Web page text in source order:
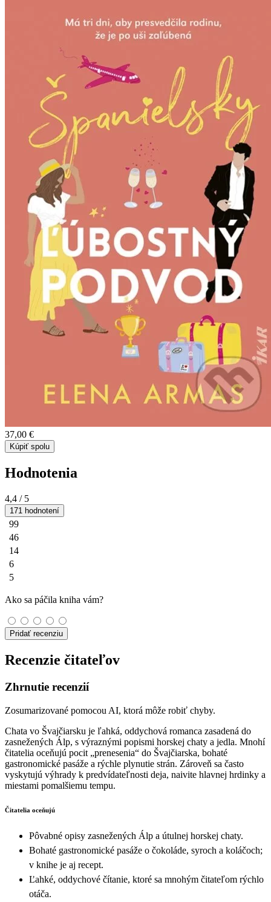
37,00 €
Kúpiť spolu
Hodnotenia
4,4 / 5
171 hodnotení
99
46
14
6
5
Ako sa páčila kniha vám?
Pridať recenziu
Recenzie čitateľov
Zhrnutie recenzií
Zosumarizované pomocou AI, ktorá môže robiť chyby.
Chata vo Švajčiarsku je ľahká, oddychová romanca zasadená do
zasnežených Álp, s výraznými popismi horskej chaty a jedla. Mnohí
čitatelia oceňujú pocit „prenesenia“ do Švajčiarska, bohaté
gastronomické pasáže a rýchle plynutie strán. Zároveň sa často
vyskytujú výhrady k predvídateľnosti deja, naivite hlavnej hrdinky a
miestami pomalšiemu tempu.
Čitatelia oceňujú
Pôvabné opisy zasnežených Álp a útulnej horskej chaty.
Bohaté gastronomické pasáže o čokoláde, syroch a koláčoch;
v knihe je aj recept.
Ľahké, oddychové čítanie, ktoré sa mnohým čitateľom rýchlo
otáča.